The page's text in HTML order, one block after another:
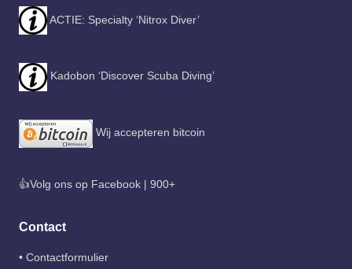
ACTIE: Specialty ‘Nitrox Diver’
Kadobon ‘Discover Scuba Diving’
Wij accepteren bitcoin
👍Volg ons op Facebook | 900+
Contact
• Contactformulier